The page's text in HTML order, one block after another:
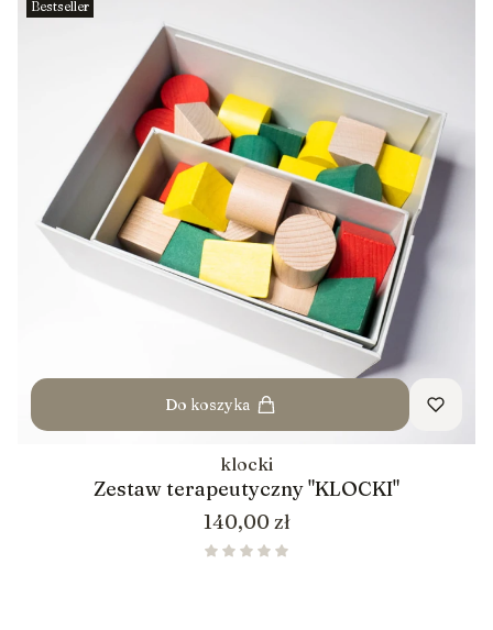
Bestseller
Do koszyka
klocki
Zestaw terapeutyczny "KLOCKI"
Cena
140,00 zł